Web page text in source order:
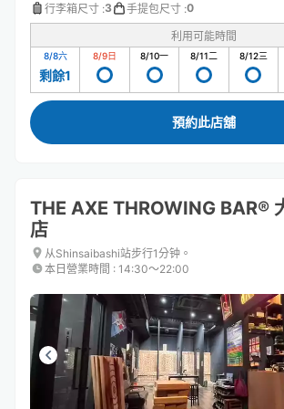
行李箱尺寸 :3 手提包尺寸 :0
利用可能時間
8/8六
剩餘1
8/9日 8/10一 8/11二 8/12三
預約此店舖
THE AXE THROWING BAR®︎
店
从Shinsaibashi站步行1分钟。
本日營業時間 : 14:30〜22:00